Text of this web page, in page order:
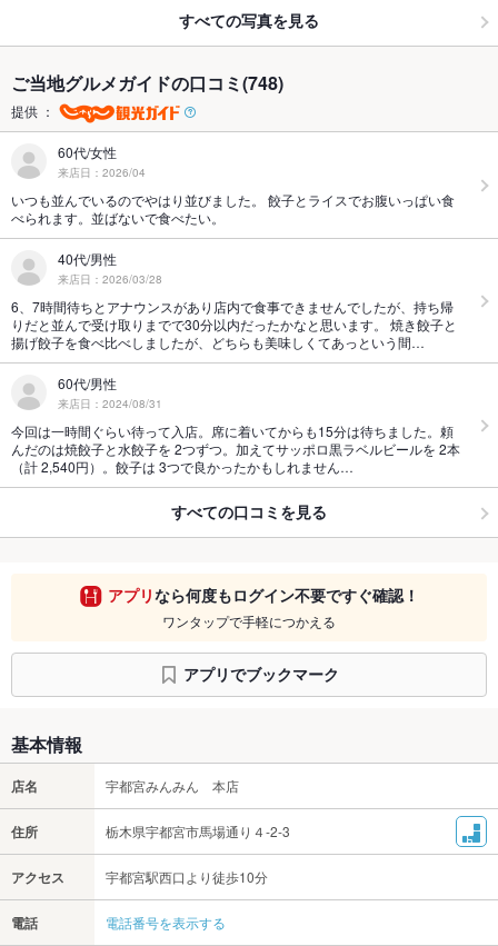
すべての写真を見る
ご当地グルメガイドの口コミ(748)
提供 ：
60代/女性
来店日：2026/04
いつも並んでいるのでやはり並びました。 餃子とライスでお腹いっぱい食
べられます。並ばないで食べたい。
40代/男性
来店日：2026/03/28
6、7時間待ちとアナウンスがあり店内で食事できませんでしたが、持ち帰
りだと並んで受け取りまでで30分以内だったかなと思います。 焼き餃子と
揚げ餃子を食べ比べしましたが、どちらも美味しくてあっという間…
60代/男性
来店日：2024/08/31
今回は一時間ぐらい待って入店。席に着いてからも15分は待ちました。頼
んだのは焼餃子と水餃子を 2つずつ。加えてサッポロ黒ラベルビールを 2本
（計 2,540円）。餃子は 3つで良かったかもしれません…
すべての口コミを見る
アプリなら何度もログイン不要ですぐ確認！
ワンタップで手軽につかえる
アプリでブックマーク
基本情報
店名 宇都宮みんみん 本店
住所 栃木県宇都宮市馬場通り４-2-3
アクセス 宇都宮駅西口より徒歩10分
電話 電話番号を表示する